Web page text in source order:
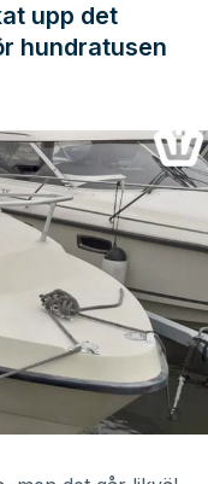
upp det
hundratusen